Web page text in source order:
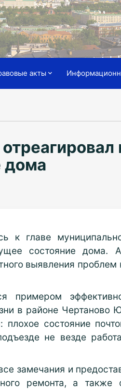
акты
дома
к главе
состояние дома.
выявления
в районе Чертаново
состояние
не везде
замечания и
ремонта, а